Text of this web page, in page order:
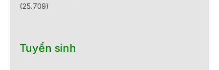
(25.709)
Tuyển sinh